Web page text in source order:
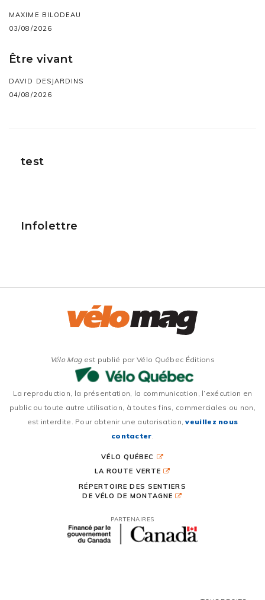
MAXIME BILODEAU
03/08/2026
Être vivant
DAVID DESJARDINS
04/08/2026
test
Infolettre
Vélo Magest publié par Vélo Québec Éditions
La reproduction, la présentation, la communication, l’exécution en
public ou toute autre utilisation, à toutes fins, commerciales ou non,
est interdite. Pour obtenir une autorisation,veuillez nous
contacter
VÉLO QUÉBEC
LA ROUTE VERTE
RÉPERTOIRE DES SENTIERS
DE VÉLO DE MONTAGNE
PARTENAIRES